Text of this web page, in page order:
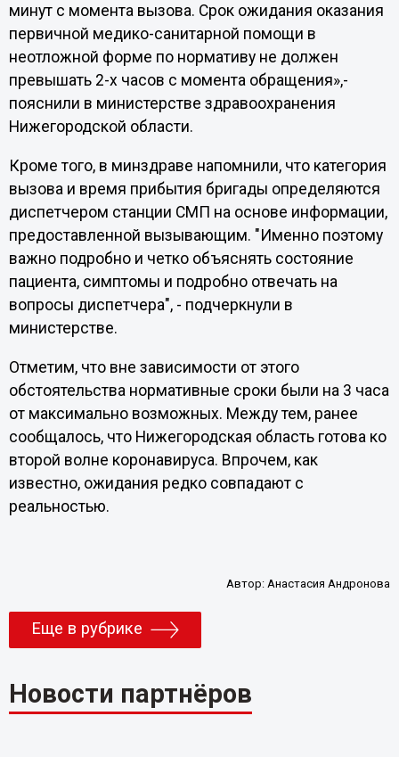
минут с момента вызова. Срок ожидания оказания
первичной медико-санитарной помощи в
неотложной форме по нормативу не должен
превышать 2-х часов с момента обращения»,-
пояснили в министерстве здравоохранения
Нижегородской области.
Кроме того, в минздраве напомнили, что категория
вызова и время прибытия бригады определяются
диспетчером станции СМП на основе информации,
предоставленной вызывающим. "Именно поэтому
важно подробно и четко объяснять состояние
пациента, симптомы и подробно отвечать на
вопросы диспетчера", - подчеркнули в
министерстве.
Отметим, что вне зависимости от этого
обстоятельства нормативные сроки были на 3 часа
от максимально возможных. Между тем, ранее
сообщалось, что Нижегородская область готова ко
второй волне коронавируса. Впрочем, как
известно, ожидания редко совпадают с
реальностью.
Автор: Анастасия Андронова
Еще в рубрике
Новости партнёров